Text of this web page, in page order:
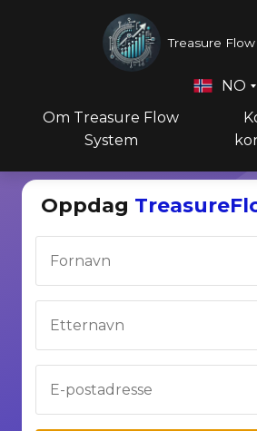
Treasure
Om Treasure Flow
System
NO
Oppdag